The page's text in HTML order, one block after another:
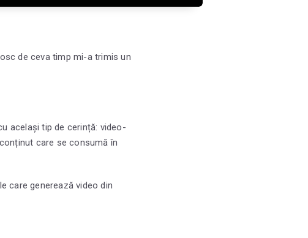
de ceva timp mi-a trimis un
același tip de cerință: video-
care se consumă în
care generează video din